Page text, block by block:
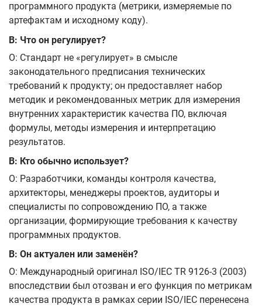
программного продукта (метрики, измеряемые по
артефактам и исходному коду).
В: Что он регулирует?
О: Стандарт не «регулирует» в смысле
законодательного предписания технических
требований к продукту; он предоставляет набор
методик и рекомендованных метрик для измерения
внутренних характеристик качества ПО, включая
формулы, методы измерения и интерпретацию
результатов.
В: Кто обычно использует?
О: Разработчики, команды контроля качества,
архитекторы, менеджеры проектов, аудиторы и
специалисты по сопровождению ПО, а также
организации, формирующие требования к качеству
программных продуктов.
В: Он актуален или заменён?
О: Международный оригинал ISO/IEC TR 9126-3 (2003)
впоследствии был отозван и его функция по метрикам
качества продукта в рамках серии ISO/IEC перенесена